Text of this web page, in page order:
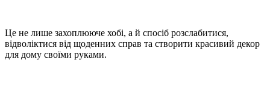
Це не лише захоплююче хобі, а й спосіб розслабитися,
відволіктися від щоденних справ та створити красивий декор
для дому своїми руками.